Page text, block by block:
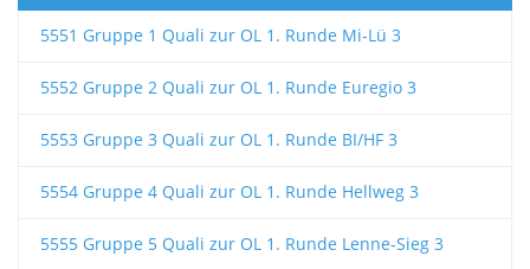
5551 Gruppe 1 Quali zur OL 1. Runde Mi-Lü 3
5552 Gruppe 2 Quali zur OL 1. Runde Euregio 3
5553 Gruppe 3 Quali zur OL 1. Runde BI/HF 3
5554 Gruppe 4 Quali zur OL 1. Runde Hellweg 3
5555 Gruppe 5 Quali zur OL 1. Runde Lenne-Sieg 3